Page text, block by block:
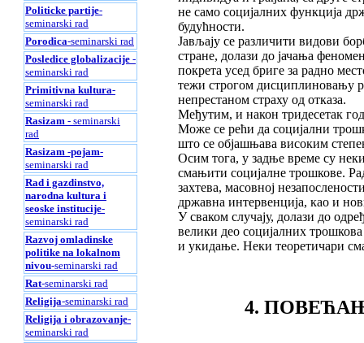
Politicke partije-
seminarski rad
Porodica-seminarski rad
Posledice globalizacije -
seminarski rad
Primitivna kultura-
seminarski rad
Rasizam - seminarski
rad
Rasizam -pojam-
seminarski rad
Rad i gazdinstvo,
narodna kultura i
seoske institucije-
seminarski rad
Razvoj omladinske
politike na lokalnom
nivou-seminarski rad
Rat-seminarski rad
Religija-seminarski rad
Religija i obrazovanje-
seminarski rad
не само социјалних функција
будућности.
Јављају се различити видови
стране, долази до јачања
покрета усед бриге за радно
тежи строгом дисциплиновању
непрестаном страху од отказа.
Међутим, и након тридесетак
Може се рећи да социјални
што се објашњава високим
Осим тога, у задње време су
смањити социјалне трошкове.
захтева, масовној
државна интервенција, као и
У сваком случају, долази до
велики део социјалних
и укидање. Неки теоретичари
4.